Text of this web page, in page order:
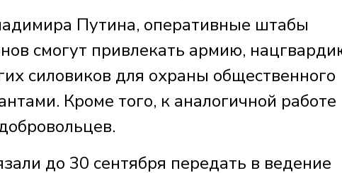
Путина, оперативные штабы
смогут привлекать армию,
силовиков для охраны общественного
Кроме того, к аналогичной работе
до 30 сентября передать в ведение